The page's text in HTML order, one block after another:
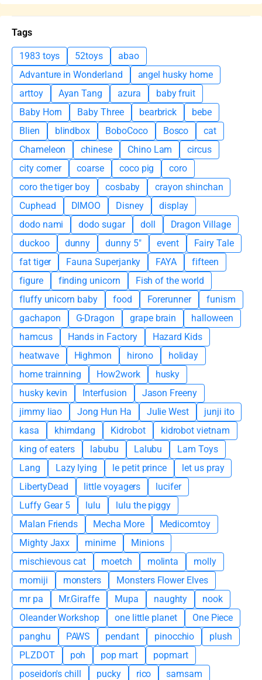
Tags
1983 toys 52toys
abao
Advanture in Wonderland
angel husky home
arttoy
Ayan Tang azura
baby fruit
Baby Horn
Baby Three bearbrick
bebe
Blien
blindbox BoboCoco Bosco
cat
Chameleon
chinese Chino Lam
circus
city corner
coarse coco pig
coro
coro the tiger boy
cosbaby
crayon shinchan
Cuphead
DIMOO Disney
display
dodo nami
dodo sugar doll
Dragon Village
duckoo
dunny dunny 5" event
Fairy Tale
fat tiger
Fauna Superjanky FAYA
fifteen
figure
finding unicorn
Fish of the world
fluffy unicorn baby
food Forerunner
funism
gachapon
G-Dragon grape brain
halloween
hamcus
Hands in Factory
Hazard Kids
heatwave
Highmon hirono
holiday
home trainning
How2work
husky
husky kevin
Interfusion
Jason Freeny
jimmy liao
Jong Hun Ha Julie West
junji ito
kasa
khimdang Kidrobot
kidrobot vietnam
king of eaters
labubu Lalubu
Lam Toys
Lang
Lazy lying le petit prince
let us pray
LibertyDead
little voyagers
lucifer
Luffy Gear 5
lulu
lulu the piggy
Malan Friends
Mecha More
Medicomtoy
Mighty Jaxx
minime
Minions
mischievous cat
moetch molinta
molly
momiji
monsters
Monsters Flower Elves
mr pa
Mr.Giraffe Mupa naughty
nook
Oleander Workshop
one little planet
One Piece
panghu
PAWS pendant pinocchio
plush
PLZDOT
poh pop mart
popmart
poseidon's chill
pucky rico
samsam